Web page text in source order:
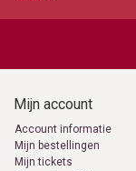
Mijn account
Account informatie
Mijn bestellingen
Mijn tickets